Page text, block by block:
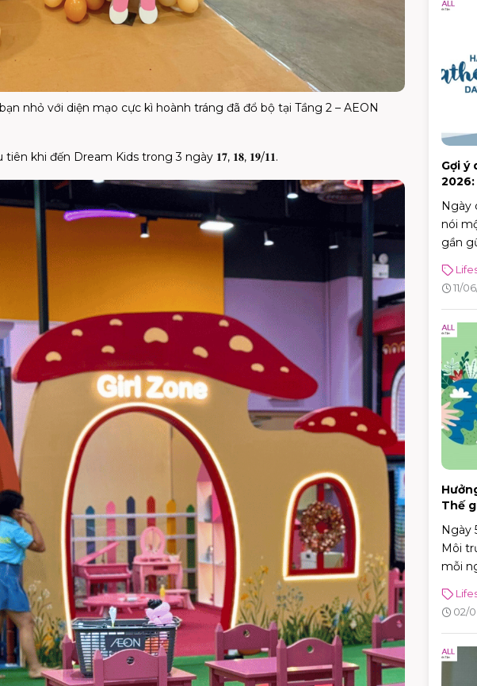
nhỏ với diện mạo cực kì hoành tráng đã đổ bộ tại Tầng 2 – AEON
tiên khi đến Dream Kids trong 3 ngày 𝟏𝟕, 𝟏𝟖, 𝟏𝟗/𝟏𝟏.
Gợi ý
Ngày
nói
gần
cúng,
thời
21/6/
lên
uống
11/
Thế
Ngày
Môi
mỗi
sống,
tác
đến
02/